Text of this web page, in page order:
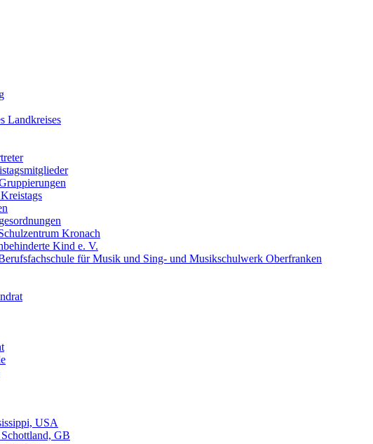
Landkreises
Kronach
Kind e. V.
für Musik und Sing- und Musikschulwerk Oberfranken
USA
GB